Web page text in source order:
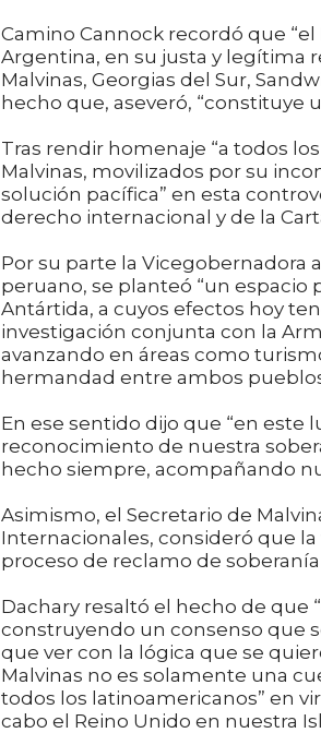
Camino Cannock recordó que
Argentina, en su justa y legítima
Malvinas, Georgias del Sur,
hecho que, aseveró, “constituye
Tras rendir homenaje “a todos
Malvinas, movilizados por su
solución pacífica” en esta
derecho internacional y de la
Por su parte la Vicegobernadora
peruano, se planteó “un espacio
Antártida, a cuyos efectos hoy
investigación conjunta con la
avanzando en áreas como
hermandad entre ambos
En ese sentido dijo que “en este
reconocimiento de nuestra
hecho siempre, acompañando
Asimismo, el Secretario de
Internacionales, consideró que
proceso de reclamo de
Dachary resaltó el hecho de que
construyendo un consenso que
que ver con la lógica que se
Malvinas no es solamente una
todos los latinoamericanos” en
cabo el Reino Unido en nuestra